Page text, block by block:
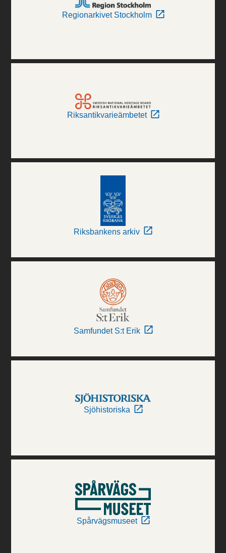
Regionarkivet Stockholm
Riksantikvarieämbetet
Riksbankens arkiv
Samfundet S:t Erik
Sjöhistoriska
Spårvägsmuseet